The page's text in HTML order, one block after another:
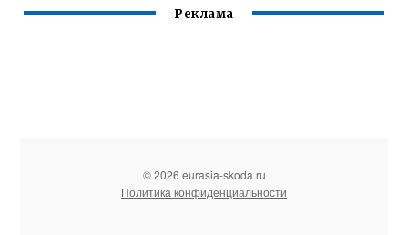
Реклама
© 2026 eurasia-skoda.ru
Политика конфиденциальности